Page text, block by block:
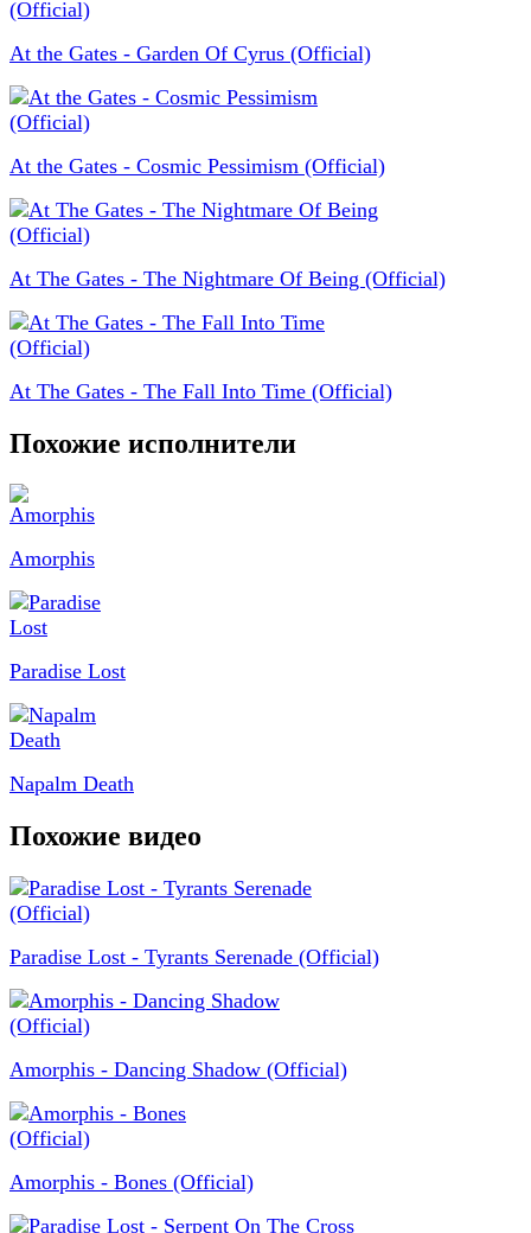
At the Gates - Garden Of Cyrus (Official)
At the Gates - Cosmic Pessimism (Official)
At The Gates - The Nightmare Of Being (Official)
At The Gates - The Fall Into Time (Official)
Похожие исполнители
Amorphis
Paradise Lost
Napalm Death
Похожие видео
Paradise Lost - Tyrants Serenade (Official)
Amorphis - Dancing Shadow (Official)
Amorphis - Bones (Official)